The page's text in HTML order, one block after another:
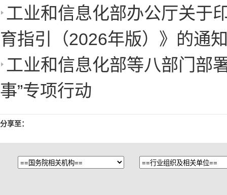
工业和信息化部办公厅关于
育指引（2026年版）》的通
工业和信息化部等八部门部
事”专项行动
分享至：